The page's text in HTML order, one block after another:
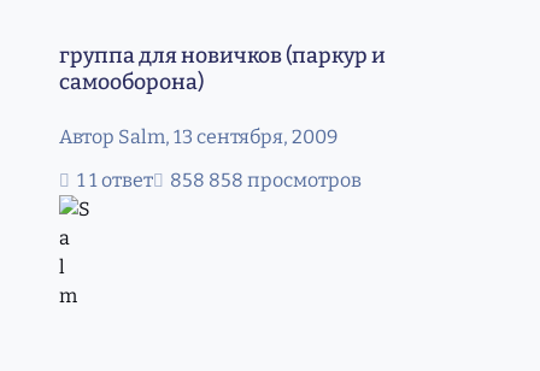
группа для новичков (паркур и
самооборона)
Автор Salm, 13 сентября, 2009
1 ответ
858 просмотров